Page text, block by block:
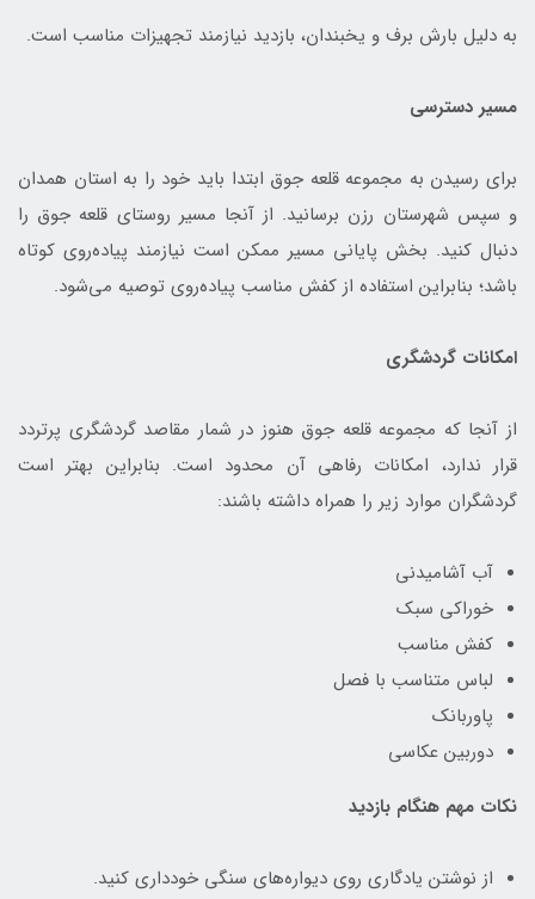
به دلیل بارش برف و یخبندان، بازدید نیازمند تجهیزات مناسب است.
مسیر دسترسی
برای رسیدن به مجموعه قلعه جوق ابتدا باید خود را به استان همدان
و سپس شهرستان رزن برسانید. از آنجا مسیر روستای قلعه جوق را
دنبال کنید. بخش پایانی مسیر ممکن است نیازمند پیاده‌روی کوتاه
باشد؛ بنابراین استفاده از کفش مناسب پیاده‌روی توصیه می‌شود.
امکانات گردشگری
از آنجا که مجموعه قلعه جوق هنوز در شمار مقاصد گردشگری پرتردد
قرار ندارد، امکانات رفاهی آن محدود است. بنابراین بهتر است
گردشگران موارد زیر را همراه داشته باشند:
آب آشامیدنی
خوراکی سبک
کفش مناسب
لباس متناسب با فصل
پاوربانک
دوربین عکاسی
نکات مهم هنگام بازدید
از نوشتن یادگاری روی دیواره‌های سنگی خودداری کنید.